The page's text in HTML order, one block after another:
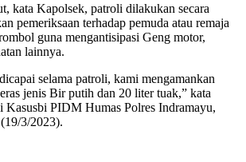
kata Kapolsek, patroli dilakukan secara
pemeriksaan terhadap pemuda atau remaja
guna mengantisipasi Geng motor,
lainnya.
selama patroli, kami mengamankan
jenis Bir putih dan 20 liter tuak,” kata
Kasusbi PIDM Humas Polres Indramayu,
3/2023).